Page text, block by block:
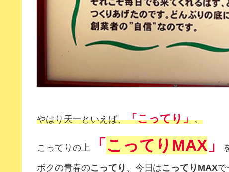
やはり天一といえば、「こってり」。
こってりの上 「 こってりMAX 」
ボクの青春のこってり 、今日はこってりMAXで